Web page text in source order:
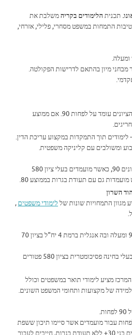
תכנית הלימודים בקריהמשלבת את
התמחות במשפט מסחרי, פלילי, אזרחי,
תעודת בגרות מלאה כשממוצע הציונים עומד על לפחות 90. אם ממוצע
לימודים תוך התמקדות במקצוע עריכת הדין.
ומשולבים עם קליניקה משפטית.
תעודת בגרות מלאה בממוצע ציונים 90, כאשר מועמדים בעלי ציון 580
גם עם תעודת בגרות בממוצע 80.
השרון
לימודי משפטים ,
תעודת בגרות בממוצע ציונים 90 ומעלה ובה אנגלית ברמת 4 יח"ל בציון 70
מעבר מבחן התאמה (מועמדים בעלי בחינה פסיכומטרית בציון 580 פטורים
מציע לימודי תואר במשפטים וכולל
של מקצועות ותחומי המשפט השונים.
מבחן יע"ל בציון 115 לפחות עבור מועמדים אשר סיימו תיכון ששפת